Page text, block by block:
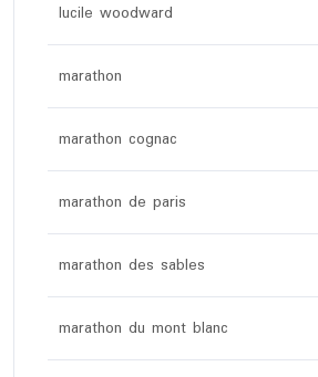
lucile woodward
marathon
marathon cognac
marathon de paris
marathon des sables
marathon du mont blanc